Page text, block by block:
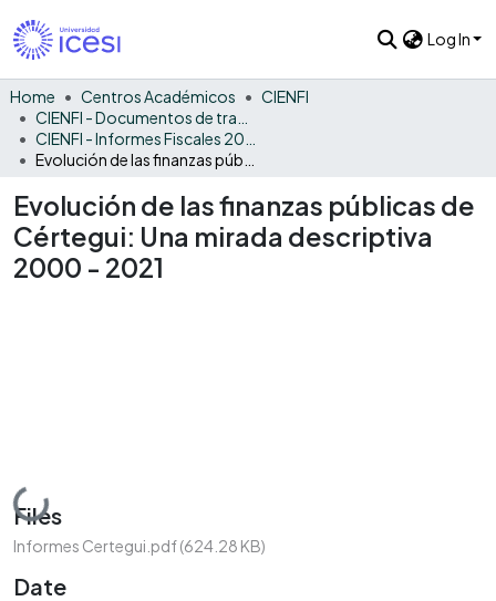
Log In
Home Centros Académicos
CIENFI
Evolución de las finanzas públicas de
Cértegui: Una mirada descriptiva
2000 - 2021
Loading...
Files
Informes Certegui.pdf(624.28 KB)
Date